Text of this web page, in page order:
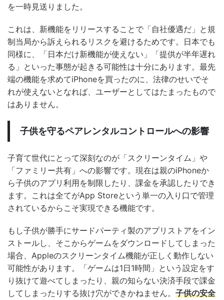
を一時見送りました。
これは、新機能をリリースすることで「自社優遇だ」と規
制当局から訴えられるリスクを避けるためです。日本でも
同様に、「日本だけ新機能が使えない」「提供が半年遅れ
る」といった事態が起きる可能性は十分にあります。最先
端の機能を求めてiPhoneを買ったのに、法律のせいでそ
れが使えないとなれば、ユーザーとしてはたまったもので
はありません。
子供を守るペアレンタルコントロールへの影響
子育て世代にとって深刻なのが「スクリーンタイム」や
「ファミリー共有」への影響です。現在は親のiPhoneか
ら子供のアプリ利用を制限したり、課金を承認したりでき
ます。これは全てがApp Storeという単一の入り口で管理
されているからこそ実現できる機能です。
もし子供が勝手にサードパーティ製のアプリストアをイン
ストールし、そこからゲームをダウンロードしてしまった
場合、Appleのスクリーンタイム機能が正しく動作しない
可能性があります。「ゲームは1日1時間」という設定をす
り抜けて遊べてしまったり、親の知らない決済手段で課金
してしまったりする抜け穴ができかねません。 子供の安全